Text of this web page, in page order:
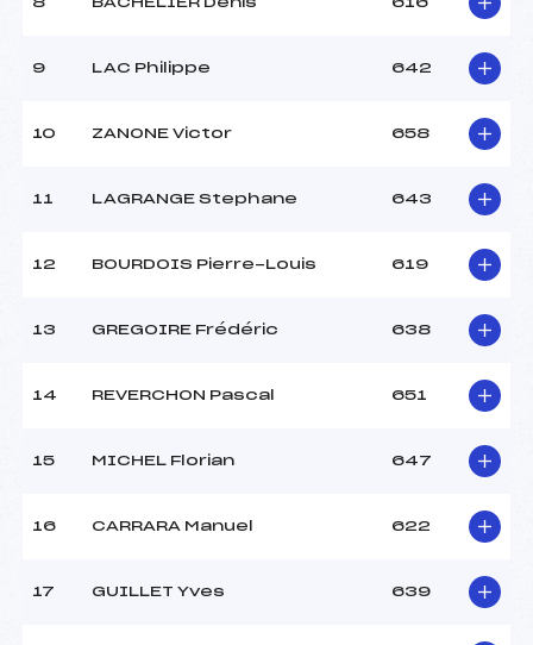
8 BACHELIER Denis 616
9 LAC Philippe 642
10 ZANONE Victor 658
11 LAGRANGE Stephane 643
12 BOURDOIS Pierre-Louis 619
13 GREGOIRE Frédéric 638
14 REVERCHON Pascal 651
15 MICHEL Florian 647
16 CARRARA Manuel 622
17 GUILLET Yves 639